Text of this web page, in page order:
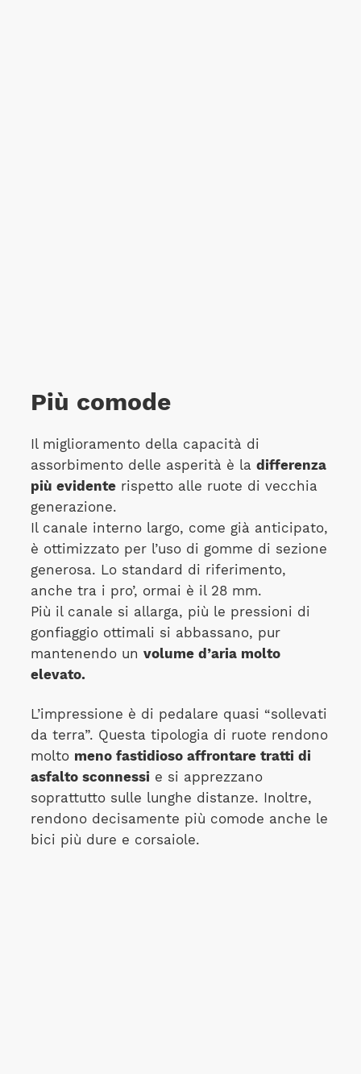
Più comode
Il miglioramento della capacità di
assorbimento delle asperità è la differenza
più evidenterispetto alle ruote di vecchia
generazione.
Il canale interno largo, come già anticipato,
è ottimizzato per l’uso di gomme di sezione
generosa. Lo standard di riferimento,
anche tra i pro’, ormai è il 28 mm.
Più il canale si allarga, più le pressioni di
gonfiaggio ottimali si abbassano, pur
mantenendo un volume d’aria molto
elevato.
L’impressione è di pedalare quasi “sollevati
da terra”. Questa tipologia di ruote rendono
molto meno fastidioso affrontare tratti di
asfalto sconnessie si apprezzano
soprattutto sulle lunghe distanze. Inoltre,
rendono decisamente più comode anche le
bici più dure e corsaiole.